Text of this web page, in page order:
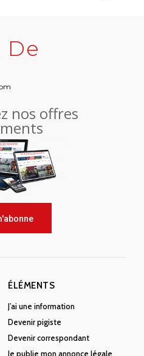
De
nos offres
ÉLÉMENTS
J’ai une information
Devenir pigiste
Devenir correspondant
Je publie mon annonce légale